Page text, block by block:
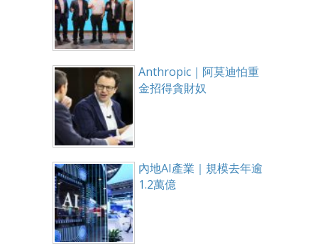
Anthropic｜阿莫迪怕重
金招得貪財奴
內地AI產業｜規模去年逾
1.2萬億